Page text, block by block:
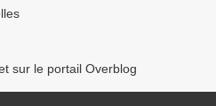
sur le portail Overblog